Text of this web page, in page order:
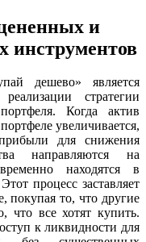
и
инструментов
дешево» является
стратегии
Когда актив
увеличивается,
для снижения
направляются на
находятся в
процесс заставляет
покупая то, что другие
что все хотят купить.
к ликвидности для